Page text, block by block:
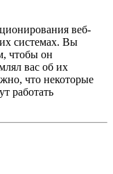
веб-
системах. Вы
чтобы он
вас об их
что некоторые
работать